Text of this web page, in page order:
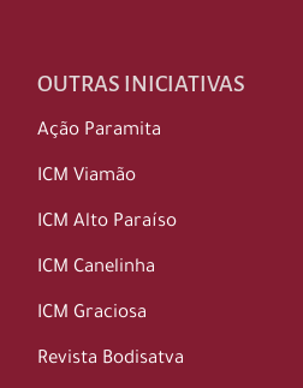
OUTRAS INICIATIVAS
Ação Paramita
ICM Viamão
ICM Alto Paraíso
ICM Canelinha
ICM Graciosa
Revista Bodisatva